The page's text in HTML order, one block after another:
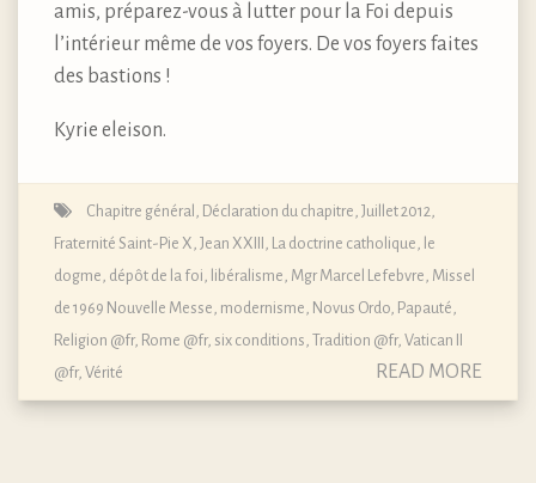
amis, préparez-vous à lutter pour la Foi depuis
l’intérieur même de vos foyers. De vos foyers faites
des bastions !
Kyrie eleison.
Chapitre général, Déclaration du chapitre, Juillet 2012,
Fraternité Saint-Pie X, Jean XXIII , La doctrine catholique, le
dogme, dépôt de la foi, libéralisme, Mgr Marcel Lefebvre, Missel
de 1969 Nouvelle Messe, modernisme, Novus Ordo, Papauté,
Religion @fr, Rome @fr, six conditions, Tradition @fr, Vatican II
@fr, Vérité READ MORE